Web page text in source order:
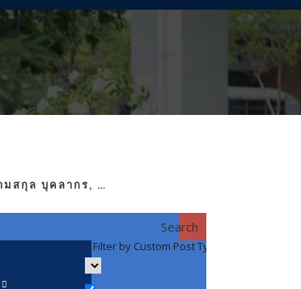
มสกุล บุคลากร, …
Search
Filter by Custom Post Type